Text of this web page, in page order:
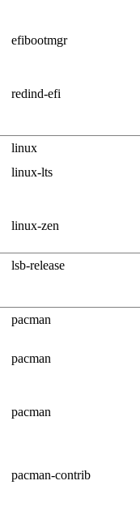
efibootmgr
redind-efi
linux
linux-lts
linux-zen
lsb-release
pacman
pacman
pacman
pacman-contrib